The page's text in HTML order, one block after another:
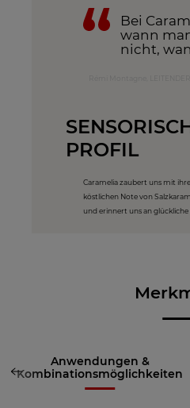
Bei
wann
nicht,
PROFIL
Caramelia zaubert uns mit
köstlichen Note von
und erinnert uns an
Anwendungen &
Kombinationsmöglichkeiten